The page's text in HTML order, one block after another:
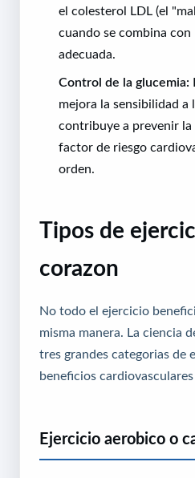
el colesterol LDL (el
cuando se combina
adecuada.
Control de la glucemia:
mejora la sensibilidad a
contribuye a prevenir
factor de riesgo
orden.
Tipos de
corazon
No todo el ejercicio
misma manera. La ciencia
tres grandes categorias de
beneficios cardiovasculares
Ejercicio aerobico o